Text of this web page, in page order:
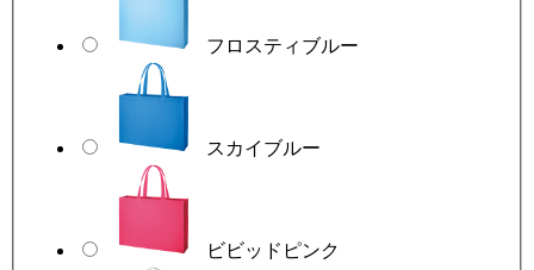
フロスティブルー
スカイブルー
ビビッドピンク